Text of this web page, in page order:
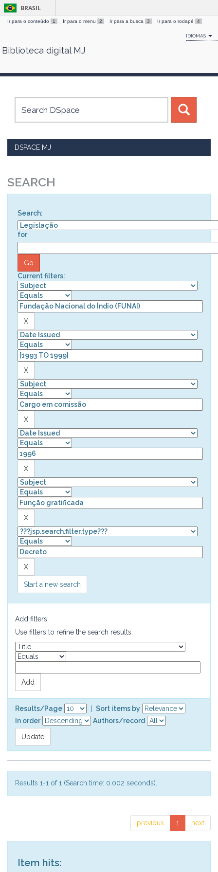
Skip
BRASIL
Ir para o conteúdo 1 Ir para o menu 2 Ir para a busca 3 Ir para o rodapé 4
IDIOMAS
Biblioteca digital MJ
DSPACE MJ
SEARCH
Search:
for
Current filters:
Start a new search
Add filters:
Use filters to refine the search results.
Results/Page
Sort items by
In order
Authors/record
Results 1-1 of 1 (Search time: 0.002 seconds).
previous 1 next
Item hits: